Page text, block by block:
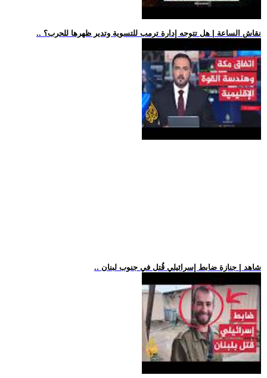
.. نقاش الساعة | هل تتوجه إدارة ترمب للتسوية وتدير ظهرها للحرب؟
.. شاهد | جنازة ضابط إسرائيلي قُتل في جنوب لبنان